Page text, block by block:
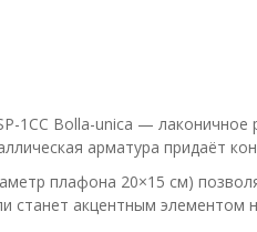
1CC Bolla-unica —
арматура придаёт
плафона 20×15 см)
станет акцентным